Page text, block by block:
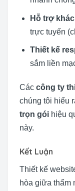
Hỗ trợ
trực tuyến
Thiết kế
sắm liền
Các công ty
chúng tôi hiểu
trọn gói hiệu
này.
Kết Luận
Thiết kế
hòa giữa thẩm